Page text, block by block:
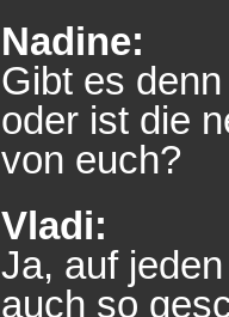
Nadine:
Gibt es
oder ist die
von euch?
Vladi:
Ja, auf
auch so